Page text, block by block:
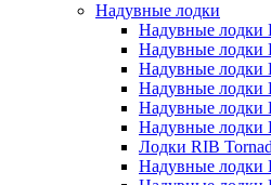
Надувные лодки
Надувные
Надувные лодки
Надувные
Надувные
Надувные
Надувные
Лодки RIB
Надувные